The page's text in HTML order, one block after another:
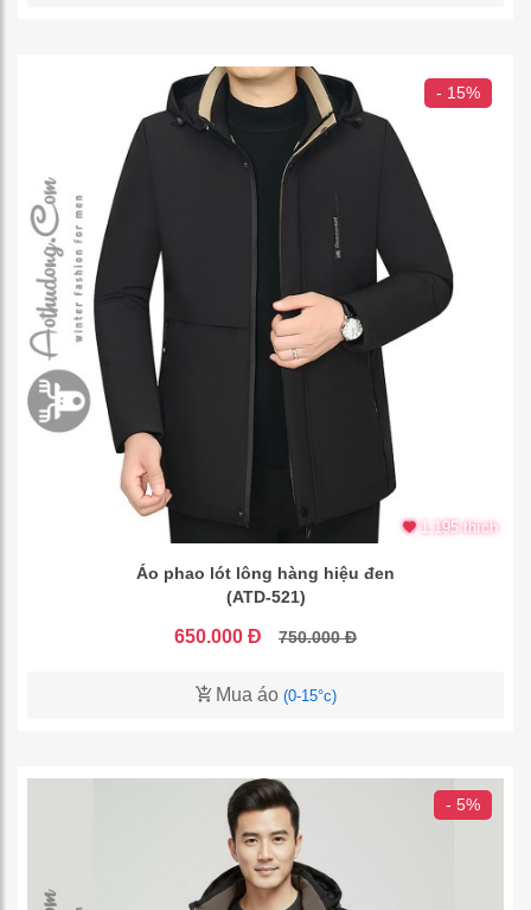
- 15%
1.195 thích
Áo phao lót lông hàng hiệu đen
(ATD-521)
650.000 Đ 750.000 Đ
Mua áo (0-15°c)
- 5%